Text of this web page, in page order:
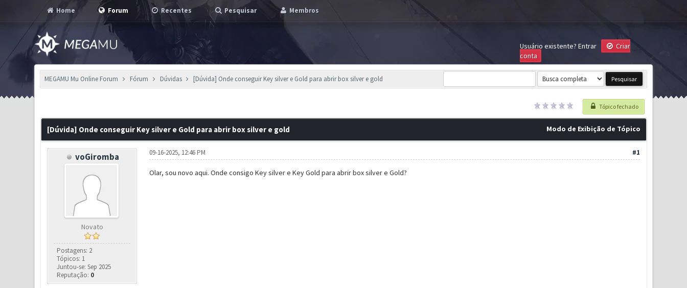
Home Forum Recentes Pesquisar Membros
Usuário existente? Entrar
Criar
conta
MEGAMU Mu Online Forum Fórum Dúvidas [Dúvida] Onde conseguir Key silver e Gold para abrir box silver e gold
Tópico fechado
Modo de Exibição de Tópico
[Dúvida] Onde conseguir Key silver e Gold para abrir box silver e gold
voGiromba
Novato
Postagens: 2
Tópicos: 1
Juntou-se: Sep 2025
Reputação: 0
#1
09-16-2025, 12:46 PM
Olar, sou novo aqui. Onde consigo Key silver e Key Gold para abrir box silver e Gold?